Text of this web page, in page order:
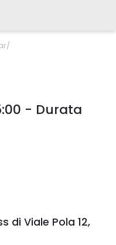
/
- Durata
di Viale Pola 12,